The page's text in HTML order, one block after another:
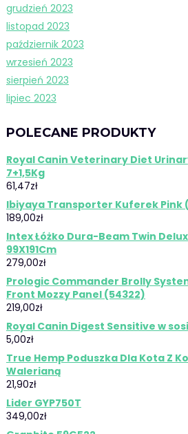
grudzień 2023
listopad 2023
październik 2023
wrzesień 2023
sierpień 2023
lipiec 2023
POLECANE PRODUKTY
Royal Canin Veterinary Diet
7+1,5Kg
61,47zł
Ibiyaya Transporter Kuferek Pink
189,00zł
Intex Łóżko Dura-Beam Twin
99X191Cm
279,00zł
Prologic Commander Brolly
Front Mozzy Panel (54322)
219,00zł
Royal Canin Digest Sensitive w
5,00zł
True Hemp Poduszka Dla Kota Z
Walerianą
21,90zł
Lider GYP750T
349,00zł